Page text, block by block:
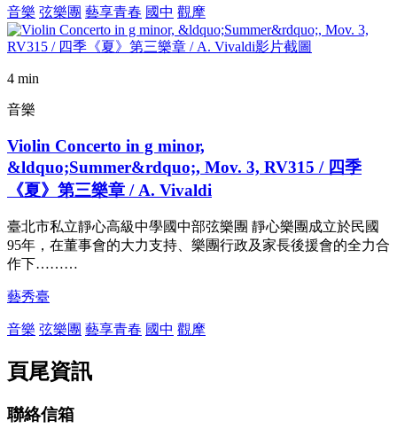
音樂 弦樂團 藝享青春 國中 觀摩
4 min
音樂
Violin Concerto in g minor,
&ldquo;Summer&rdquo;, Mov. 3, RV315 / 四季
《夏》第三樂章 / A. Vivaldi
臺北市私立靜心高級中學國中部弦樂團 靜心樂團成立於民國
95年，在董事會的大力支持、樂團行政及家長後援會的全力合
作下………
藝秀臺
音樂 弦樂團 藝享青春 國中 觀摩
頁尾資訊
聯絡信箱